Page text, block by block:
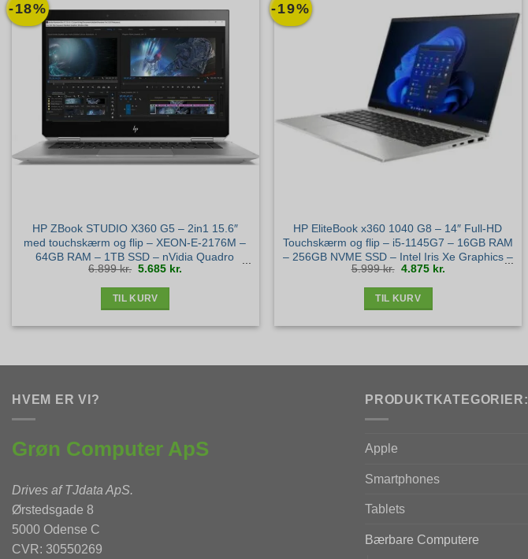
-18%
HP ZBook STUDIO X360 G5 – 2in1 15.6″
med touchskærm og flip – XEON-E-2176M –
64GB RAM – 1TB SSD – nVidia Quadro
P2000 Grafik – Windows 11 Pro – Dansk
Layout – Sølv stand
6.899kr. Den
oprindelige
pris
5.685 kr.
TIL KURV
-19%
HP EliteBook x360 1040 G8 – 14″ Full-HD
Touchskærm og flip – i5-1145G7 – 16GB RAM
– 256GB NVME SSD – Intel Iris Xe Graphics –
Windows 11 Pro – Guld stand
5.999kr. Den
oprindelige
pris
4.875 kr.aktuelle
pris
TIL KURV
HVEM ER VI?
Grøn Computer ApS
Drives afTJdata ApS.
Ørstedsgade 8
5000 Odense C
CVR: 30550269
PRODUKTKATEGORIER:
Apple
Smartphones
Tablets
Bærbare Computere